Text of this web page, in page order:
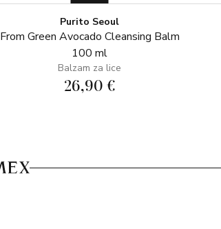
Purito Seoul
From Green Avocado Cleansing Balm
100 ml
Balzam za lice
26,90 €